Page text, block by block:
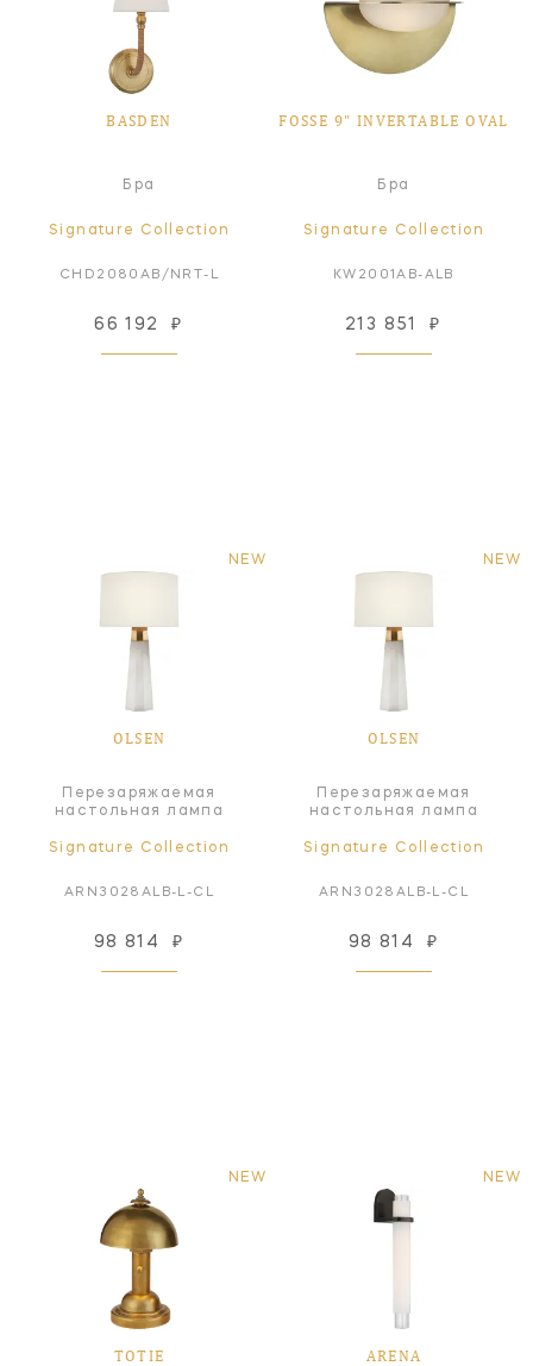
BASDEN
Бра
Signature Collection
CHD2080AB/NRT-L
66 192 ₽
FOSSE 9" INVERTABLE OVAL
Бра
Signature Collection
KW2001AB-ALB
213 851 ₽
NEW
OLSEN
Перезаряжаемая
настольная лампа
Signature Collection
ARN3028ALB-L-CL
98 814 ₽
NEW
OLSEN
Перезаряжаемая
настольная лампа
Signature Collection
ARN3028ALB-L-CL
98 814 ₽
NEW
TOTIE
NEW
ARENA